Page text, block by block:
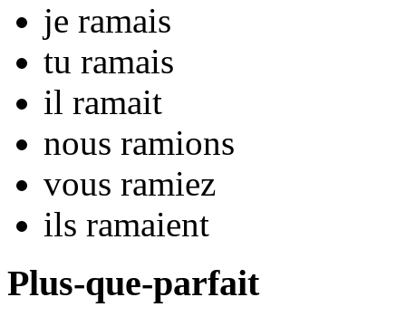
je ramais
tu ramais
il ramait
nous ramions
vous ramiez
ils ramaient
Plus-que-parfait